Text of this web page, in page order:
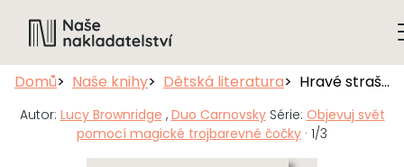
Domů Naše knihy Dětská literatura Hravé strašení
Autor: Lucy Brownridge , Duo Carnovsky Série: Objevuj svět
pomocí magické trojbarevné čočky · 1/3